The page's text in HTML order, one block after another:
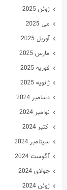
ژوئن 2025
می 2025
آوریل 2025
مارس 2025
فوریه 2025
ژانویه 2025
دسامبر 2024
نوامبر 2024
اکتبر 2024
سپتامبر 2024
آگوست 2024
جولای 2024
ژوئن 2024